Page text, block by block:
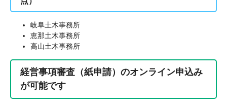
岐阜土木事務所
恵那土木事務所
高山土木事務所
経営事項審査（紙申請）のオンライン申込み
が可能です